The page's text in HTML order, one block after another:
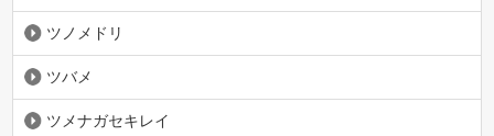
ツノメドリ
ツバメ
ツメナガセキレイ